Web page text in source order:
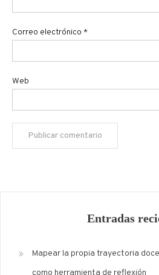
Correo electrónico *
Web
Entradas
Mapear la propia trayectoria